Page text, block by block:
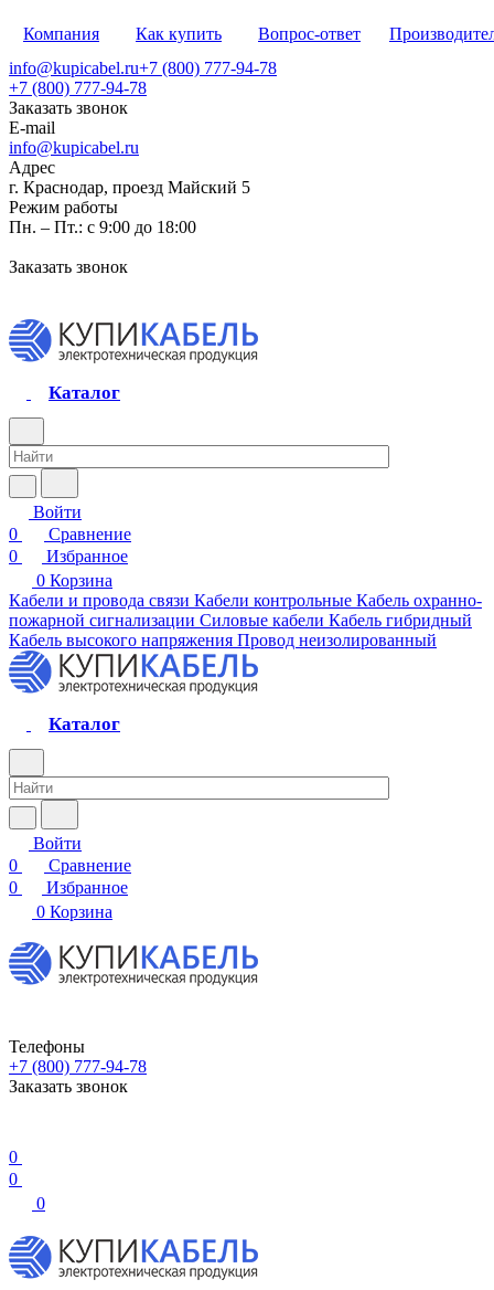
Компания Как купить Вопрос-ответ
info@kupicabel.ru+7 (800) 777-94-78
+7 (800) 777-94-78
Заказать звонок
E-mail
info@kupicabel.ru
Адрес
г. Краснодар, проезд Майский 5
Режим работы
Пн. – Пт.: с 9:00 до 18:00
Заказать звонок
Каталог
Войти
0
Сравнение
0
Избранное
0 Корзина
Кабели и провода связи Кабели контрольные Кабель охранно-
пожарной сигнализации Силовые кабели Кабель гибридный
Кабель высокого напряжения Провод неизолированный
Каталог
Войти
0
Сравнение
0
Избранное
0 Корзина
Телефоны
+7 (800) 777-94-78
Заказать звонок
0
0
0